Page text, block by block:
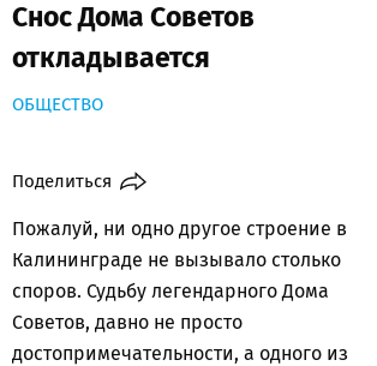
Снос Дома Советов
откладывается
ОБЩЕСТВО
Поделиться
Пожалуй, ни одно другое строение в
Калининграде не вызывало столько
споров. Судьбу легендарного Дома
Советов, давно не просто
достопримечательности, а одного из